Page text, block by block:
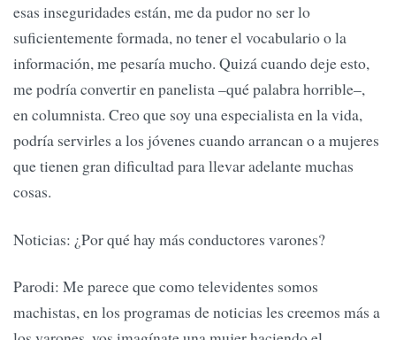
esas inseguridades están, me da pudor no ser lo
suficientemente formada, no tener el vocabulario o la
información, me pesaría mucho. Quizá cuando deje esto,
me podría convertir en panelista –qué palabra horrible–,
en columnista. Creo que soy una especialista en la vida,
podría servirles a los jóvenes cuando arrancan o a mujeres
que tienen gran dificultad para llevar adelante muchas
cosas.
Noticias: ¿Por qué hay más conductores varones?
Parodi: Me parece que como televidentes somos
machistas, en los programas de noticias les creemos más a